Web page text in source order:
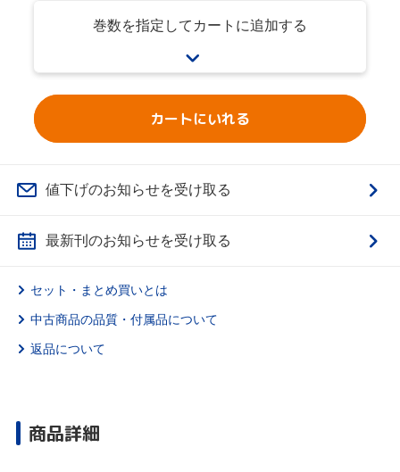
巻数を指定してカートに追加する
カートにいれる
値下げのお知らせを受け取る
最新刊のお知らせを受け取る
セット・まとめ買いとは
中古商品の品質・付属品について
返品について
商品詳細